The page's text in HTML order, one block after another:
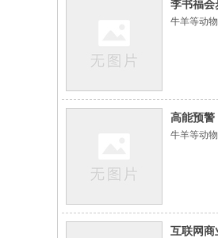
李书福会
牛羊等动
高能预警
牛羊等动
互联网商